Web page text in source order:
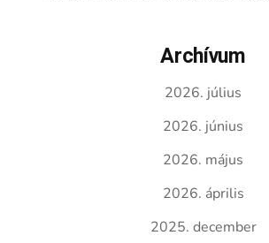
Archívum
2026. július
2026. június
2026. május
2026. április
2025. december